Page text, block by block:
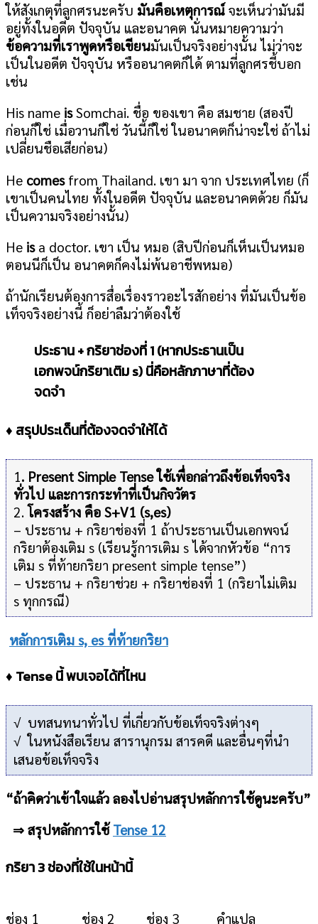
ให้สังเกตุที่ลูกศรนะครับ มันคือเหตุการณ์จะเห็นว่ามันมี
อยู่ทั้งในอดีต ปัจจุบัน และอนาคต นั่นหมายความว่า
ข้อความที่เราพูดหรือเขียนมันเป็นจริงอย่างนั้น ไม่ว่าจะ
เป็นในอดีต ปัจจุบัน หรืออนาคตก็ได้ ตามที่ลูกศรชี้บอก
เช่น
His name isSomchai. ชื่อ ของเขา คือ สมชาย (สองปี
ก่อนก็ใช่ เมื่อวานก็ใช่ วันนี้ก็ใช่ ในอนาคตก็น่าจะใช่ ถ้าไม่
เปลี่ยนชือเสียก่อน)
He comesfrom Thailand. เขา มา จาก ประเทศไทย (ก็
เขาเป็นคนไทย ทั้งในอดีต ปัจจุบัน และอนาคตด้วย ก็มัน
เป็นความจริงอย่างนั้น)
He isa doctor. เขา เป็น หมอ (สิบปีก่อนก็เห็นเป็นหมอ
ตอนนีก็เป็น อนาคตก็คงไม่พ้นอาชีพหมอ)
ถ้านักเรียนต้องการสื่อเรื่องราวอะไรสักอย่าง ที่มันเป็นข้อ
เท็จจริงอย่างนี้ ก็อย่าลืมว่าต้องใช้
ประธาน + กริยาช่องที่ 1 (หากประธานเป็น
เอกพจน์กริยาเติม s) นี่คือหลักภาษาที่ต้อง
จดจำ
♦ สรุปประเด็นที่ต้องจดจำให้ได้
1 . Present Simple Tense ใช้เพื่อกล่าวถึงข้อเท็จจริง
ทั่วไป และการกระทำที่เป็นกิจวัตร
2.โครงสร้าง คือ S+V1 (s,es)
– ประธาน + กริยาช่องที่ 1 ถ้าประธานเป็นเอกพจน์
กริยาต้องเติม s (เรียนรู้การเติม s ได้จากหัวข้อ “การ
เติม s ที่ท้ายกริยา present simple tense”)
– ประธาน + กริยาช่วย + กริยาช่องที่ 1 (กริยาไม่เติม
s ทุกกรณี)
หลักการเติม s, es ที่ท้ายกริยา
♦ Tense นี้ พบเจอได้ที่ไหน
√ บทสนทนาทั่วไป ที่เกี่ยวกับข้อเท็จจริงต่างๆ
√ ในหนังสือเรียน สารานุกรม สารคดี และอื่นๆที่นำ
เสนอข้อเท็จจริง
“ถ้าคิดว่าเข้าใจแล้ว ลองไปอ่านสรุปหลักการใช้ดูนะครับ”
⇒ สรุปหลักการใช้Tense 12
กริยา 3 ช่องที่ใช้ในหน้านี้
ช่อง 1 ช่อง 2 ช่อง 3 คำแปล